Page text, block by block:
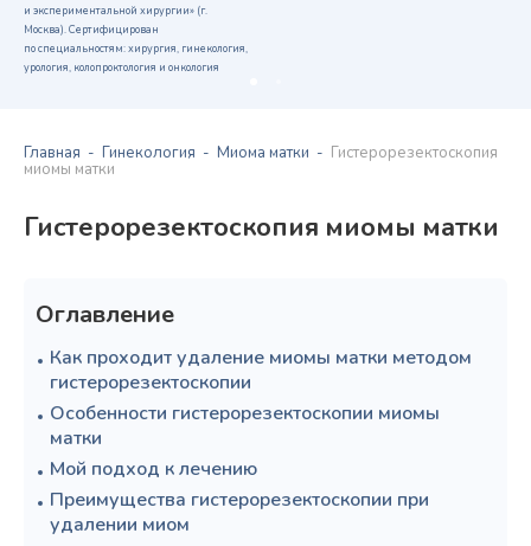
и экспериментальной хирургии» (г.
Москва). Сертифицирован
по специальностям: хирургия, гинекология,
урология, колопроктология и онкология
Главная Гинекология Миома матки Гистерорезектоскопия
миомы матки
Гистерорезектоскопия миомы матки
Оглавление
Как проходит удаление миомы матки методом
гистерорезектоскопии
Особенности гистерорезектоскопии миомы
матки
Мой подход к лечению
Преимущества гистерорезектоскопии при
удалении миом